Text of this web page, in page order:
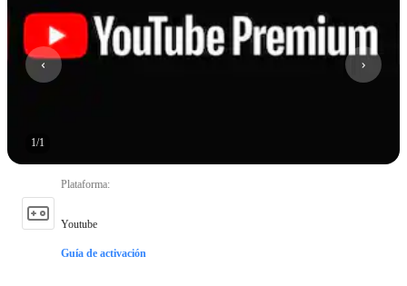
1/1
Plataforma:
Youtube
Guía de activación